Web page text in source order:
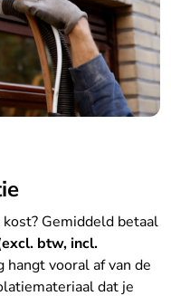
Gemiddeld betaal
btw, incl.
vooral af van de
dat je